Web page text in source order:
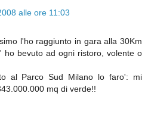
alle ore 11:03
l'ho raggiunto in gara alla 30Km
ho bevuto ad ogni ristoro, volente o
al Parco Sud Milano lo faro': mi
mq di verde!!